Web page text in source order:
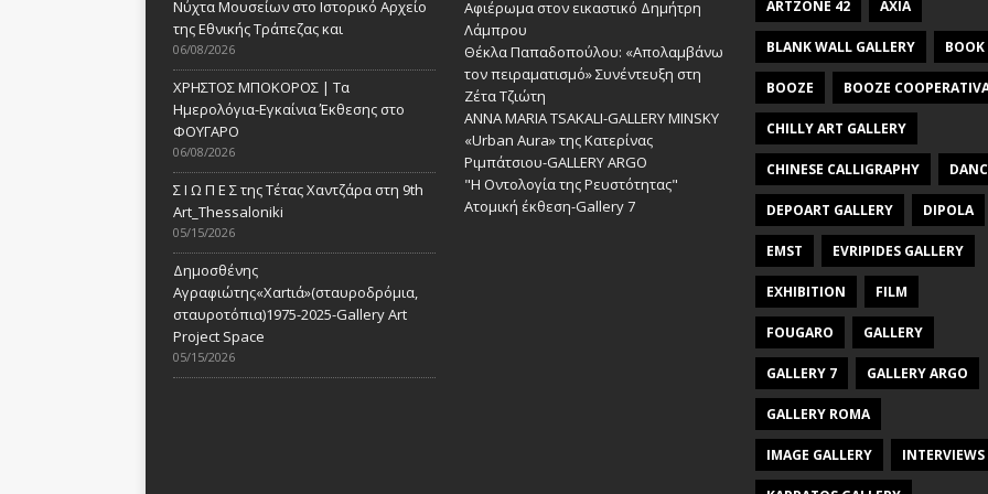
Νύχτα Μουσείων στο Ιστορικό Αρχείο
της Εθνικής Τράπεζας και
06/08/2026
ΧΡΗΣΤΟΣ ΜΠΟΚΟΡΟΣ | Τα
Ημερολόγια-Εγκαίνια Έκθεσης στο
ΦΟΥΓΑΡΟ
06/08/2026
Σ Ι Ω Π Ε Σ της Τέτας Χαντζάρα στη 9th
Art_Thessaloniki
05/15/2026
Δημοσθένης
Αγραφιώτης«Xαrtιά»(σταυροδρόμια,
σταυροτόπια)1975-2025-Gallery Art
Project Space
05/15/2026
Αφιέρωμα στον εικαστικό Δημήτρη
Λάμπρου
Θέκλα Παπαδοπούλου: «Απολαμβάνω
τον πειραματισμό» Συνέντευξη στη
Ζέτα Τζιώτη
ANNA MARIA TSAKALI-GALLERY MINSKY
«Urban Aura» της Κατερίνας
Ριμπάτσιου-GALLERY ARGO
"Η Οντολογία της Ρευστότητας"
Ατομική έκθεση-Gallery 7
ARTZONE 42 AXIA
BLANK WALL GALLERY BOOK
BOOZE BOOZE
CHILLY ART GALLERY
CHINESE CALLIGRAPHY
DEPOART GALLERY DIPOLA
EMST EVRIPIDES GALLERY
EXHIBITION FILM
FOUGARO GALLERY
GALLERY 7 GALLERY ARGO
GALLERY ROMA
IMAGE GALLERY INTERVIEWS